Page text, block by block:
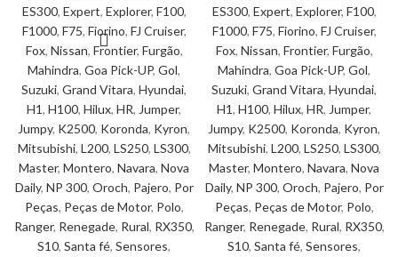
ES300, Expert, Explorer, F100,
F1000, F75, Fiorino, FJ Cruiser,
Fox, Nissan, Frontier, Furgão,
Mahindra, Goa Pick-UP, Gol,
Suzuki, Grand Vitara, Hyundai,
H1, H100, Hilux, HR, Jumper,
Jumpy, K2500, Koronda, Kyron,
Mitsubishi, L200, LS250, LS300,
Master, Montero, Navara, Nova
Daily, NP 300, Oroch, Pajero, Por
Peças, Peças de Motor, Polo,
Ranger, Renegade, Rural, RX350,
S10, Santa fé, Sensores,
ES300, Expert, Explorer, F100,
F1000, F75, Fiorino, FJ Cruiser,
Fox, Nissan, Frontier, Furgão,
Mahindra, Goa Pick-UP, Gol,
Suzuki, Grand Vitara, Hyundai,
H1, H100, Hilux, HR, Jumper,
Jumpy, K2500, Koronda, Kyron,
Mitsubishi, L200, LS250, LS300,
Master, Montero, Navara, Nova
Daily, NP 300, Oroch, Pajero, Por
Peças, Peças de Motor, Polo,
Ranger, Renegade, Rural, RX350,
S10, Santa fé, Sensores,